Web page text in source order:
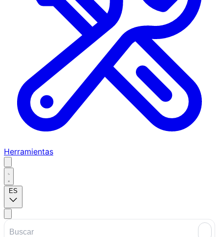
Herramientas
ES